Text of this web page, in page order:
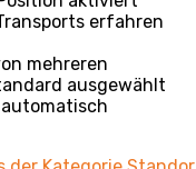
Daten
Mehr über die
im Artikel
Eigenschaften